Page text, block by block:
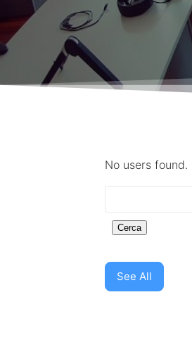
No users found.
See All